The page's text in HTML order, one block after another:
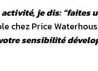
je dis: “faites
chez Price
sensibilité